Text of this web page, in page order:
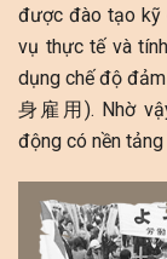
được đào tạo kỹ
vụ thực tế và
dụng chế độ
身雇用). Nhờ
động có nền